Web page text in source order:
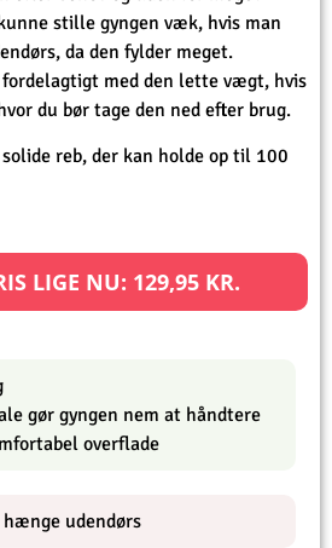
stille gyngen væk, hvis man
da den fylder meget.
med den lette vægt, hvis
du bør tage den ned efter brug.
reb, der kan holde op til 100
LIGE NU: 129,95 KR.
gør gyngen nem at håndtere
overflade
udendørs